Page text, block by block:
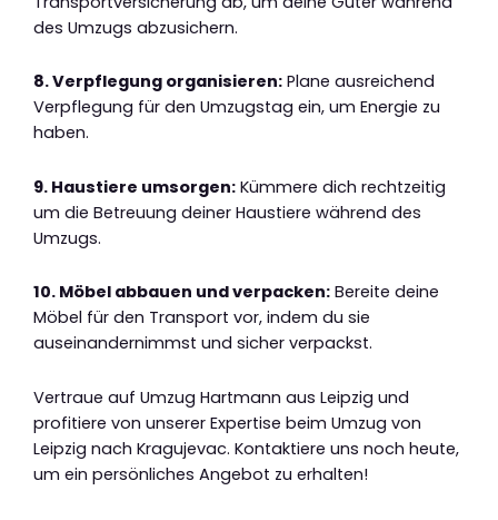
des Umzugs abzusichern.
8. Verpflegung organisieren: Plane ausreichend
Verpflegung für den Umzugstag ein, um Energie zu
haben.
9. Haustiere umsorgen: Kümmere dich rechtzeitig
um die Betreuung deiner Haustiere während des
Umzugs.
10. Möbel abbauen und verpacken: Bereite deine
Möbel für den Transport vor, indem du sie
auseinandernimmst und sicher verpackst.
Vertraue auf Umzug Hartmann aus Leipzig und
profitiere von unserer Expertise beim Umzug von
Leipzig nach Kragujevac. Kontaktiere uns noch heute,
um ein persönliches Angebot zu erhalten!